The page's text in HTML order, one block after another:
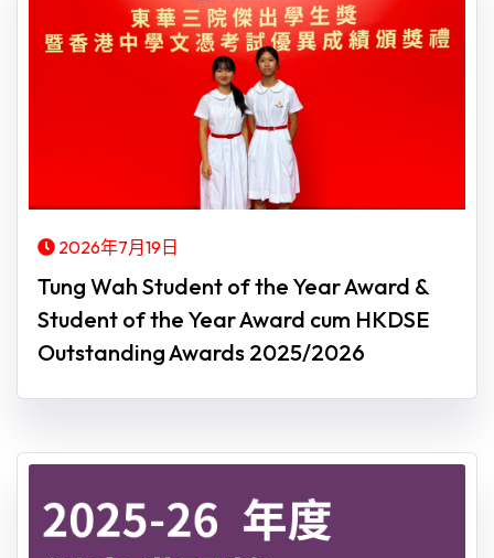
2026年7月19日
Tung Wah Student of the Year Award &
Student of the Year Award cum HKDSE
Outstanding Awards 2025/2026